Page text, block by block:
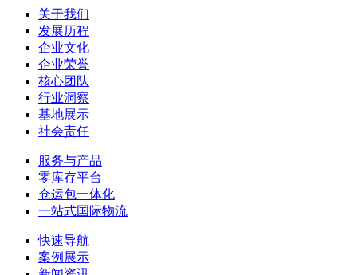
关于我们
发展历程
企业文化
企业荣誉
核心团队
行业洞察
基地展示
社会责任
服务与产品
零库存平台
仓运包一体化
一站式国际物流
快速导航
案例展示